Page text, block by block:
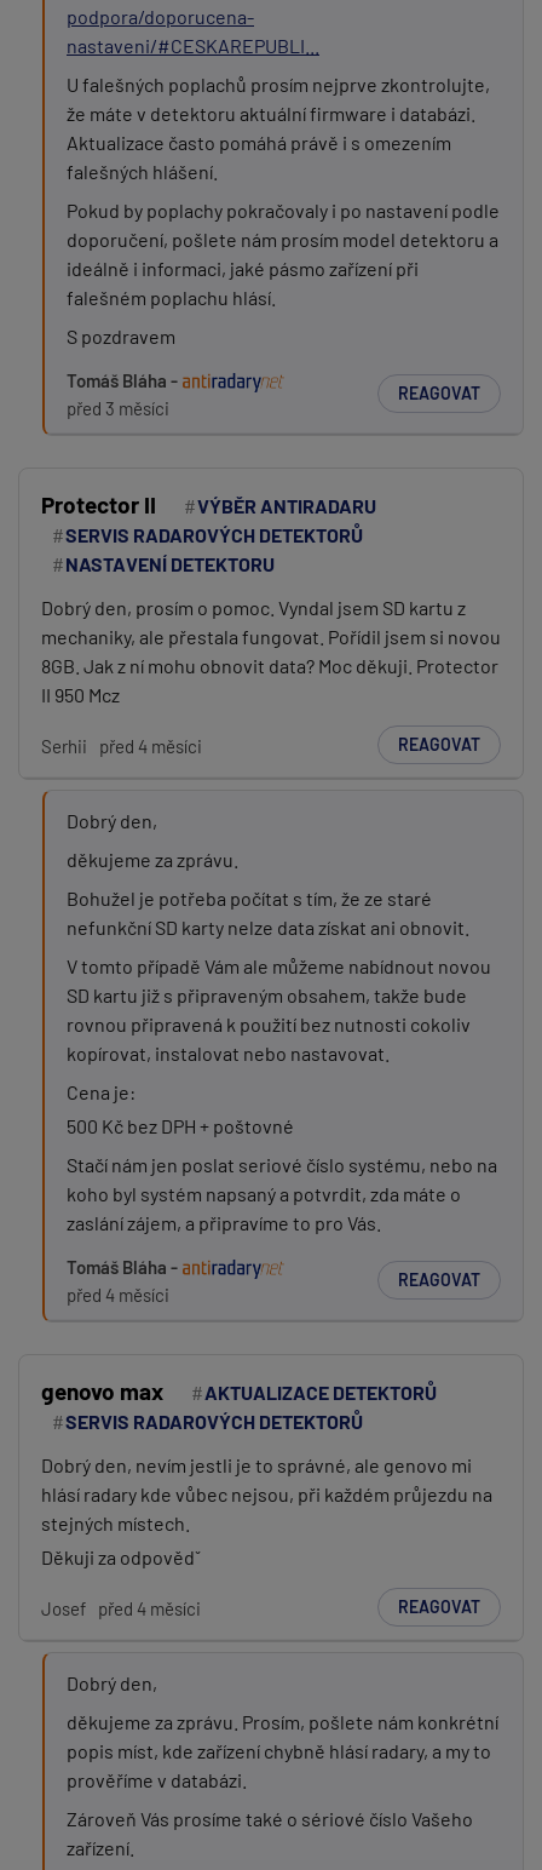
podpora/doporucena-
nastaveni/#CESKAREPUBLI...
U falešných poplachů prosím nejprve zkontrolujte,
že máte v detektoru aktuální firmware i databázi.
Aktualizace často pomáhá právě i s omezením
falešných hlášení.
Pokud by poplachy pokračovaly i po nastavení podle
doporučení, pošlete nám prosím model detektoru a
ideálně i informaci, jaké pásmo zařízení při
falešném poplachu hlásí.
S pozdravem
Tomáš Bláha -
před 3 měsíci
REAGOVAT
Protector II
VÝBĚR ANTIRADARU
SERVIS RADAROVÝCH DETEKTORŮ
NASTAVENÍ DETEKTORU
Dobrý den, prosím o pomoc. Vyndal jsem SD kartu z
mechaniky, ale přestala fungovat. Pořídil jsem si novou
8GB. Jak z ní mohu obnovit data? Moc děkuji. Protector
II 950 Mcz
Serhii před 4 měsíci REAGOVAT
Dobrý den,
děkujeme za zprávu.
Bohužel je potřeba počítat s tím, že ze staré
nefunkční SD karty nelze data získat ani obnovit.
V tomto případě Vám ale můžeme nabídnout novou
SD kartu již s připraveným obsahem, takže bude
rovnou připravená k použití bez nutnosti cokoliv
kopírovat, instalovat nebo nastavovat.
Cena je:
500 Kč bez DPH + poštovné
Stačí nám jen poslat seriové číslo systému, nebo na
koho byl systém napsaný a potvrdit, zda máte o
zaslání zájem, a připravíme to pro Vás.
Tomáš Bláha -
před 4 měsíci
REAGOVAT
genovo max
AKTUALIZACE DETEKTORŮ
SERVIS RADAROVÝCH DETEKTORŮ
Dobrý den, nevím jestli je to správné, ale genovo mi
hlásí radary kde vůbec nejsou, při každém průjezdu na
stejných místech.
Děkuji za odpovědˇ
Josef před 4 měsíci REAGOVAT
Dobrý den,
děkujeme za zprávu. Prosím, pošlete nám konkrétní
popis míst, kde zařízení chybně hlásí radary, a my to
prověříme v databázi.
Zároveň Vás prosíme také o sériové číslo Vašeho
zařízení.